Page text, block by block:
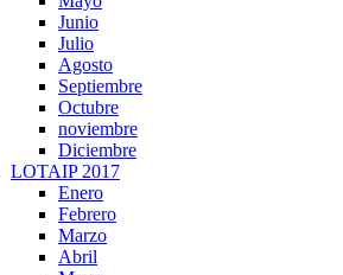
Junio
Julio
Agosto
Septiembre
Octubre
noviembre
Diciembre
LOTAIP 2017
Enero
Febrero
Marzo
Abril